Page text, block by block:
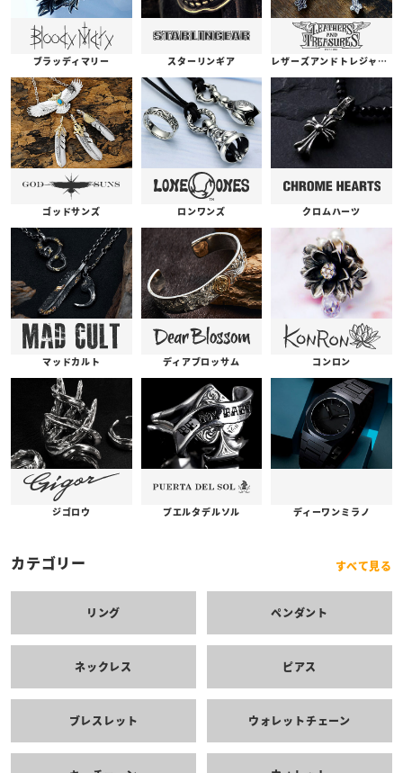
ブラッディマリー スターリンギア レザーズアンドトレジャーズ
ゴッドサンズ ロンワンズ クロムハーツ
マッドカルト ディアブロッサム コンロン
ジゴロウ プエルタデルソル ディーワンミラノ
カテゴリー すべて見る
リング ペンダント
ネックレス ピアス
ブレスレット ウォレットチェーン